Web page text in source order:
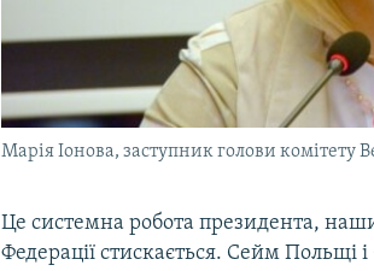
Марія Іонова, заступник голови комітету
​Це системна робота президента,
Федерації стискається. Сейм Польщі